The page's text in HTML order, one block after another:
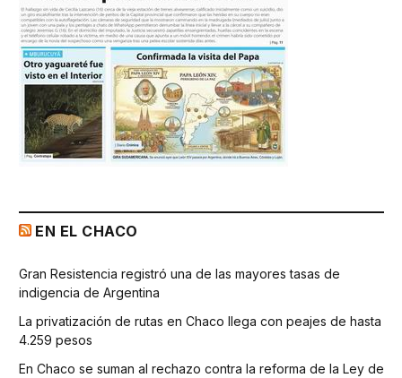
EN EL CHACO
Gran Resistencia registró una de las mayores tasas de
indigencia de Argentina
La privatización de rutas en Chaco llega con peajes de hasta
4.259 pesos
En Chaco se suman al rechazo contra la reforma de la Ley de